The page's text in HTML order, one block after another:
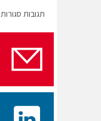
תגובות סגורות